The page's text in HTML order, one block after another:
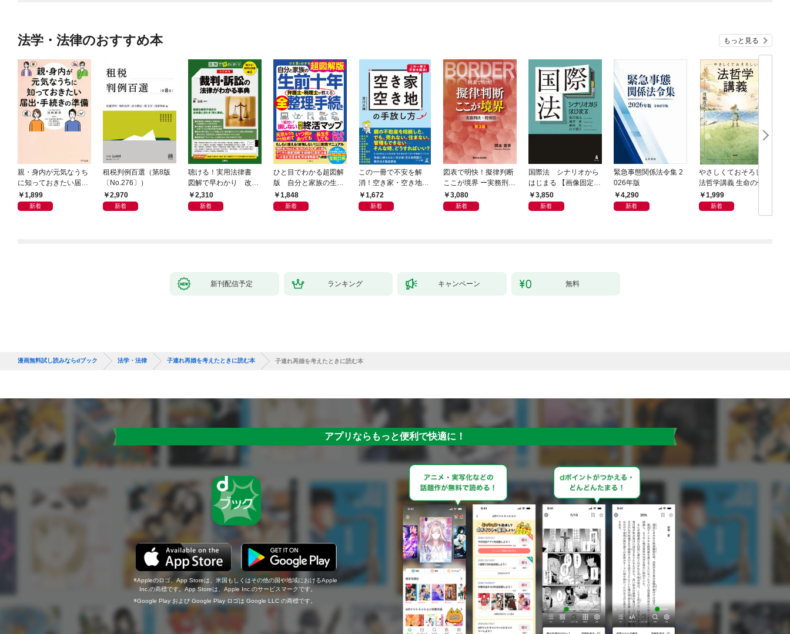
法学・法律のおすすめ本 もっと見る
親・身内が元気なうち
に知っておきたい届
出・手続きの準備（き
ずな出版）
1,899
新着
租税判例百選（第8版
〔No.276〕）
2,970
新着
聴ける！実用法律書
図解で早わかり 改訂
新版 裁判・訴訟の法
律がわかる事典
2,310
新着
ひと目でわかる超図解
版 自分と家族の生前
十年 弁護士・税理士
が教える全整理と手続
1,848
新着
この一冊で不安を解
消！空き家・空き地の
手放し方
1,672
新着
図表で明快！擬律判断
ここが境界 ー実務刑
法・特別法ー 第３版
3,080
新着
国際法 シナリオから
はじまる 【画像固定
版】3,850
新着
緊急事態関係法令集 2
026年版
4,290
新着
やさしくておそろしい
法哲学講義 生命の価値
はみな等しいのか
1,999
新着
新刊配信予定 ランキング キャンペーン 無料
漫画無料試し読みならdブック 法学・法律 子連れ再婚を考えたときに読む本 子連れ再婚を考えたときに読む本
アプリならもっと便利で快適に！
Appleのロゴ、App Storeは、米国もしくはその他の国や地域におけるApple
Inc.の商標です。App Storeは、Apple Inc.のサービスマークです。
Google Play および Google Play ロゴは Google LLC の商標です。